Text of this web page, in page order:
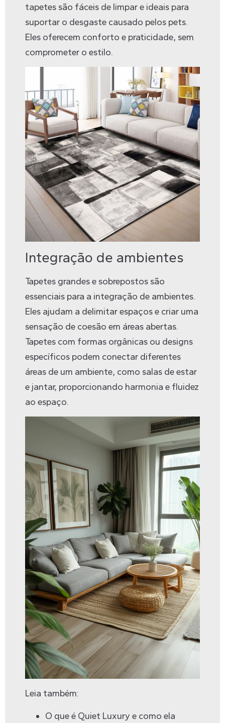
tapetes são fáceis de limpar e ideais para
suportar o desgaste causado pelos pets.
Eles oferecem conforto e praticidade, sem
comprometer o estilo.
Integração de ambientes
Tapetes grandes e sobrepostos são
essenciais para a integração de ambientes.
Eles ajudam a delimitar espaços e criar uma
sensação de coesão em áreas abertas.
Tapetes com formas orgânicas ou designs
específicos podem conectar diferentes
áreas de um ambiente, como salas de estar
e jantar, proporcionando harmonia e fluidez
ao espaço.
Leia também:
O que é Quiet Luxury e como ela